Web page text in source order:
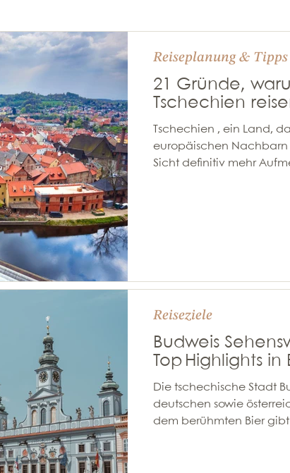
21 Gründe,
Tschechien
Tschechien , ein Land,
europäischen Nachbarn
Sicht definitiv mehr
Prag, verdient zweifellos
Reiseplanung & Tipps
Budweis
Top Highlights
Die tschechische Stadt
deutschen sowie
dem berühmten Bier
Reiseziele